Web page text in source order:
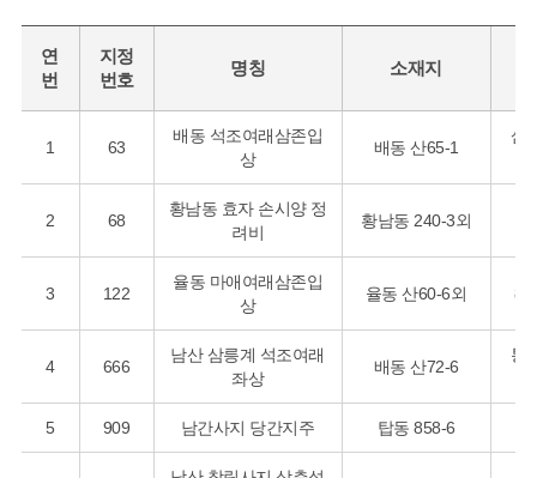
연
번
지정
번호
명칭 소재지
1 63
배동 석조여래삼존입
상
배동 산65-1
삼
2 68
황남동 효자 손시양 정
려비
황남동 240-3외
3 122
율동 마애여래삼존입
상
율동 산60-6외 8
4 666
남산 삼릉계 석조여래
좌상
배동 산72-6
통
5 909 남간사지 당간지주 탑동 858-6